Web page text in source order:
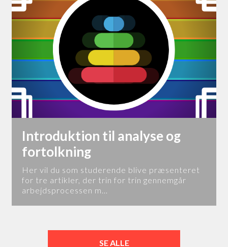
Introduktion til analyse og
fortolkning
Her vil du som studerende blive præsenteret
for tre artikler, der trin for trin gennemgår
arbejdsprocessen m…
SE ALLE